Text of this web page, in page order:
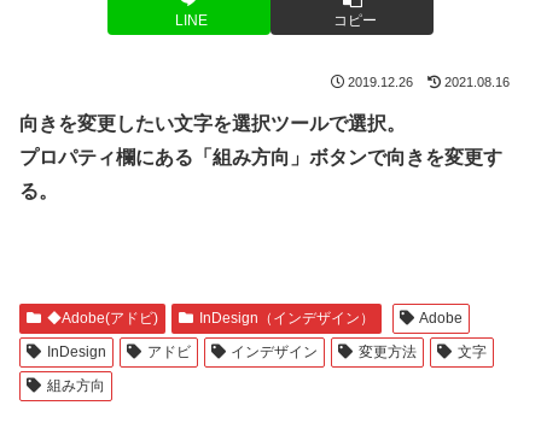
LINE コピー
2019.12.26 2021.08.16
向きを変更したい文字を選択ツールで選択。
プロパティ欄にある「組み方向」ボタンで向きを変更す
る。
◆Adobe(アドビ) InDesign（インデザイン）
Adobe
InDesign
アドビ インデザイン 変更方法
文字
組み方向